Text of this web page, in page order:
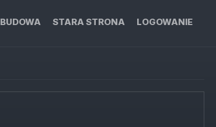
BUDOWA STARA STRONA LOGOWANIE